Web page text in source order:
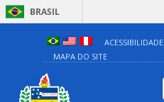
BRASIL
ACESSIBILIDADE
MAPA DO SITE